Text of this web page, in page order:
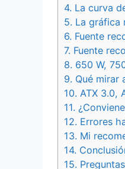
4. La curva
5. La gráfica
6. Fuente
7. Fuente
8. 650 W,
9. Qué mirar
10. ATX 3.0,
11.
12. Errores
13. Mi
14.
15.